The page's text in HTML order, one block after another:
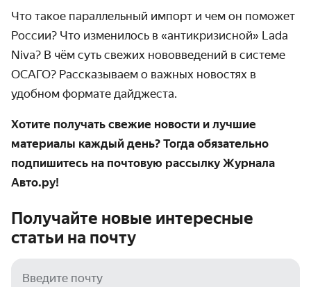
Что такое параллельный импорт и чем он поможет
России? Что изменилось в «антикризисной» Lada
Niva? В чём суть свежих нововведений в системе
ОСАГО? Рассказываем о важных новостях в
удобном формате дайджеста.
Хотите получать свежие новости и лучшие
материалы каждый день? Тогда обязательно
подпишитесь на почтовую рассылку Журнала
Авто.ру!
Получайте новые интересные
статьи на почту